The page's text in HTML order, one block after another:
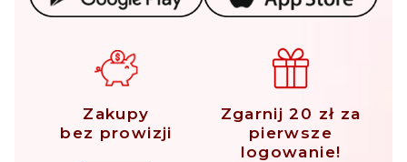
Zakupy
bez prowizji
Zgarnij 20 zł za
pierwsze
logowanie!